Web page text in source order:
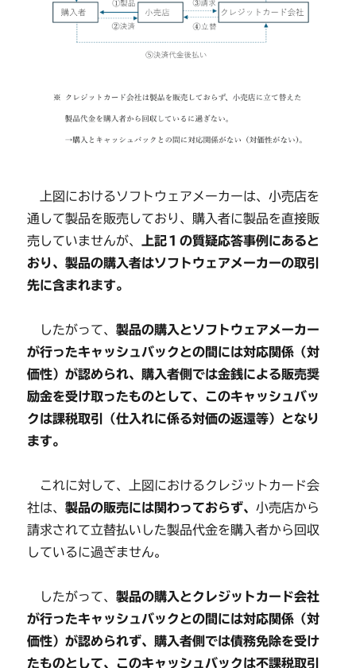
上図におけるソフトウェアメーカーは、小売店を
通して製品を販売しており、購入者に製品を直接販
売していませんが、
上記１の質疑応答事例にあると
おり、製品の購入者はソフトウェアメーカーの取引
先に含まれます。
したがって、製品の購入とソフトウェアメーカー
が行ったキャッシュバックとの間には対応関係（対
価性）が認められ、購入者側では金銭による販売奨
励金を受け取ったものとして、このキャッシュバッ
クは課税取引（仕入れに係る対価の返還等）となり
ます。
これに対して、上図におけるクレジットカード会
社は、製品の販売には関わっておらず、小売店から
請求されて立替払いした製品代金を購入者から回収
しているに過ぎません。
したがって、製品の購入とクレジットカード会社
が行ったキャッシュバックとの間には対応関係（対
価性）が認められず、購入者側では債務免除を受け
たものとして、このキャッシュバックは不課税取引